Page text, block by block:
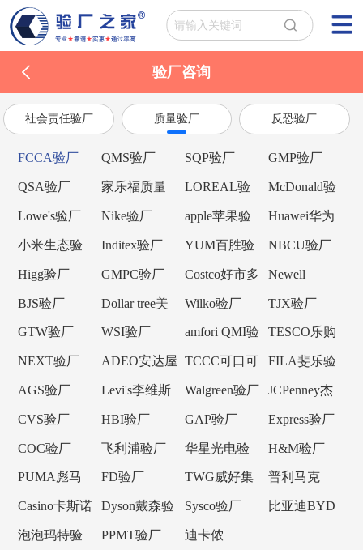
验厂咨询
社会责任验厂 质量验厂 反恐验厂
FCCA验厂 QMS验厂 SQP验厂 GMP验厂
QSA验厂
家乐福质量
验厂
LOREAL验
厂
McDonald验
厂
Lowe's验厂 Nike验厂
apple苹果验
厂
Huawei华为
验厂
小米生态验
厂
Inditex验厂
YUM百胜验
厂
NBCU验厂
Higg验厂 GMPC验厂
Costco好市多
验厂
Newell
Brands纽威验
厂
BJS验厂
Dollar tree美
元树验厂
Wilko验厂 TJX验厂
GTW验厂 WSI验厂
amfori QMI验
厂
TESCO乐购
验厂
NEXT验厂
ADEO安达屋
验厂
TCCC可口可
乐验厂
FILA斐乐验
厂
AGS验厂
Levi's李维斯
验厂
Walgreen验厂
JCPenney杰
西潘尼验厂
CVS验厂 HBI验厂 GAP验厂 Express验厂
COC验厂 飞利浦验厂
华星光电验
厂
H&M验厂
PUMA彪马
验厂
FD验厂
TWG威好集
团验厂
普利马克
Primark验厂
Casino卡斯诺
验厂
Dyson戴森验
厂
Sysco验厂
比亚迪BYD
泡泡玛特验
PPMT验厂
迪卡侬